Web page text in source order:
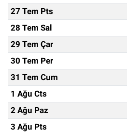
27 Tem Pts
28 Tem Sal
29 Tem Çar
30 Tem Per
31 Tem Cum
1 Ağu Cts
2 Ağu Paz
3 Ağu Pts